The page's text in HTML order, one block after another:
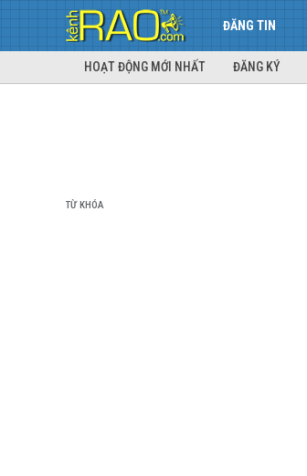
ĐĂNG TIN
HOẠT ĐỘNG MỚI NHẤT ĐĂNG KÝ
TỪ KHÓA